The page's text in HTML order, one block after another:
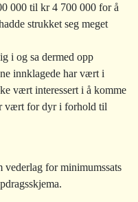
000 til kr 4 700 000 for å
strukket seg meget
i og sa dermed opp
innklagede har vært i
vært interessert i å komme
vært for dyr i forhold til
for minimumssats